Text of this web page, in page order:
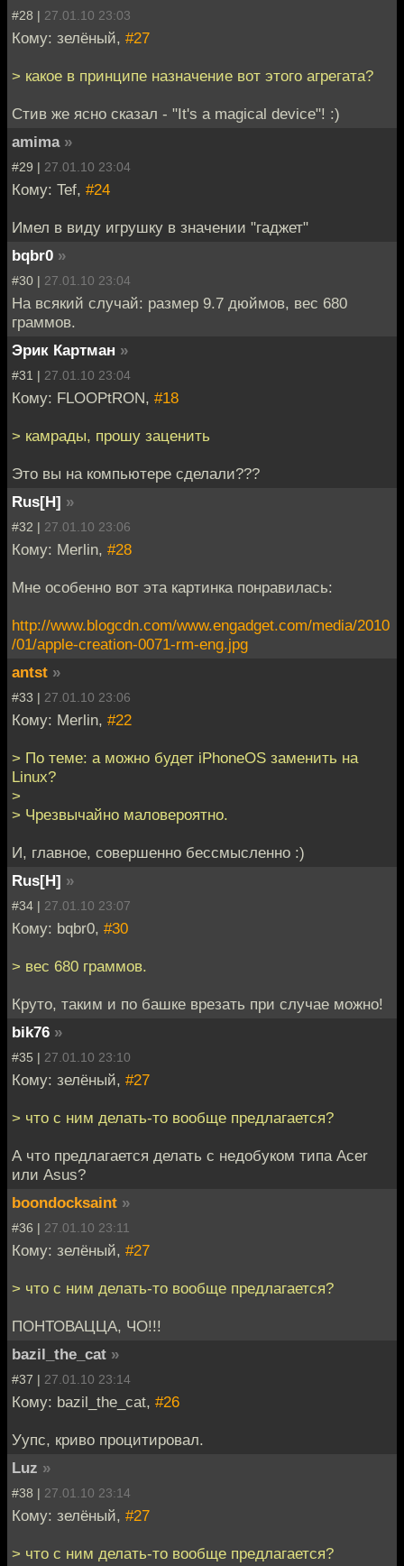
#28 | 27.01.10 23:03
Кому: зелёный, #27
> какое в принципе назначение вот этого агрегата?
Стив же ясно сказал - "It's a magical device"! :)
amima »
#29 | 27.01.10 23:04
Кому: Tef, #24
Имел в виду игрушку в значении "гаджет"
bqbr0 »
#30 | 27.01.10 23:04
На всякий случай: размер 9.7 дюймов, вес 680
граммов.
Эрик Картман »
#31 | 27.01.10 23:04
Кому: FLOOPtRON, #18
> камрады, прошу заценить
Это вы на компьютере сделали???
Rus[H] »
#32 | 27.01.10 23:06
Кому: Merlin, #28
Мне особенно вот эта картинка понравилась:
http://www.blogcdn.com/www.engadget.com/media/2010
/01/apple-creation-0071-rm-eng.jpg
antst »
#33 | 27.01.10 23:06
Кому: Merlin, #22
> По теме: а можно будет iPhoneOS заменить на
Linux?
>
> Чрезвычайно маловероятно.
И, главное, совершенно бессмысленно :)
Rus[H] »
#34 | 27.01.10 23:07
Кому: bqbr0, #30
> вес 680 граммов.
Круто, таким и по башке врезать при случае можно!
bik76 »
#35 | 27.01.10 23:10
Кому: зелёный, #27
> что с ним делать-то вообще предлагается?
А что предлагается делать с недобуком типа Acer
или Asus?
boondocksaint »
#36 | 27.01.10 23:11
Кому: зелёный, #27
> что с ним делать-то вообще предлагается?
ПОНТОВАЦЦА, ЧО!!!
bazil_the_cat »
#37 | 27.01.10 23:14
Кому: bazil_the_cat, #26
Уупс, криво процитировал.
Luz »
#38 | 27.01.10 23:14
Кому: зелёный, #27
> что с ним делать-то вообще предлагается?